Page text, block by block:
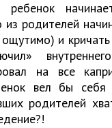
ребенок
из родителей
и
на все
вел бы себя
родителей